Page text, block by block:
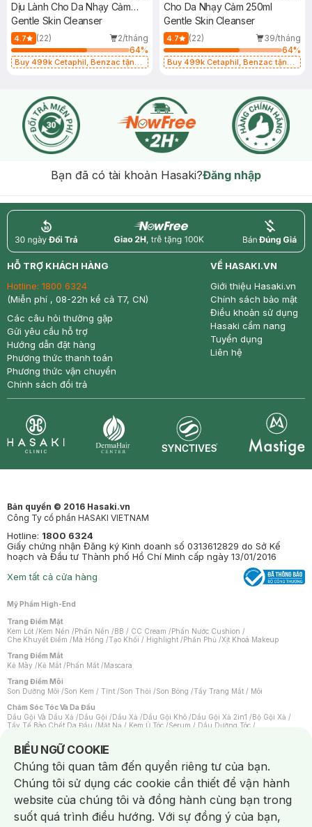
Dịu Lành Cho Da Nhạy Cảm
250ml
Gentle Skin Cleanser
4.7 (22)
2/tháng
64%
Buy 499k Cetaphil, Benzac tặng
Cho Da Nhạy Cảm 250ml
Gentle Skin Cleanser
4.7 (22)
39/tháng
64%
Buy 499k Cetaphil, Benzac tặng
Bạn đã có tài khoản Hasaki?Đăng nhập
return nowfree price
HỖ TRỢ KHÁCH HÀNG
Hotline: 1800 6324
(Miễn phí , 08-22h kể cả T7, CN)
Các câu hỏi thường gặp
Gửi yêu cầu hỗ trợ
Hướng dẫn đặt hàng
Phương thức thanh toán
Phương thức vận chuyển
Chính sách đổi trả
VỀ HASAKI.VN
Giới thiệu Hasaki.vn
Chính sách bảo mật
Điều khoản sử dụng
Hasaki cẩm nang
Tuyển dụng
Liên hệ
Bản quyền © 2016 Hasaki.vn
Công Ty cổ phần HASAKI VIETNAM
Hotline: 1800 6324
Giấy chứng nhận Đăng ký Kinh doanh số 0313612829 do Sở Kế
hoạch và Đầu tư Thành phố Hồ Chí Minh cấp ngày 13/01/2016
Xem tất cả cửa hàng
Mỹ Phẩm High-End
Trang Điểm Mặt
Kem Lót /Kem Nền /Phấn Nền /BB / CC Cream /Phấn Nước Cushion /
Che Khuyết Điểm /Má Hồng /Tạo Khối / Highlight /Phấn Phủ /Xịt Khoá Makeup
Trang Điểm Mắt
Kẻ Mày /Kẻ Mắt /Phấn Mắt /Mascara
Trang Điểm Môi
Son Dưỡng Môi /Son Kem / Tint /Son Thỏi /Son Bóng /Tẩy Trang Mắt / Môi
Chăm Sóc Tóc Và Da Đầu
Dầu Gội Và Dầu Xả /Dầu Gội /Dầu Xả /Dầu Gội Khô /Dầu Gội Xả 2in1 /Bộ Gội Xả /
Tẩy Tế Bào Chết Da Đầu /Mặt Nạ / Kem Ủ Tóc /Serum / Dầu Dưỡng Tóc /
Máy Sấy Tóc
Lược
Kem Tẩy Lông/Dụng Cụ Tẩy Lông
Nước Hoa
Nước Hoa Nam Nước Hoa Cao Cấp Xịt Thơm Toàn Thân
Nước Hoa Vùng Kín
Chăm Sóc Cá Nhân
BIỂU NGỮ COOKIE
Notice about cookies usage
Chúng tôi quan tâm đến quyền riêng tư của bạn.
Chúng tôi sử dụng các cookie cần thiết để vận hành
website của chúng tôi và đồng hành cùng bạn trong
suốt quá trình điều hướng. Với sự đồng ý của bạn,